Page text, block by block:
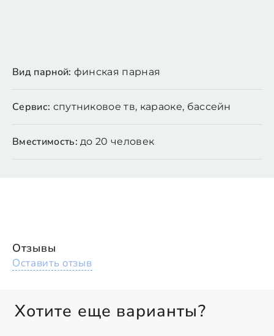
Вид парной: финская парная
Сервис: спутниковое тв, караоке, бассейн
Вместимость: до 20 человек
Отзывы
Оставить отзыв
Хотите еще варианты?